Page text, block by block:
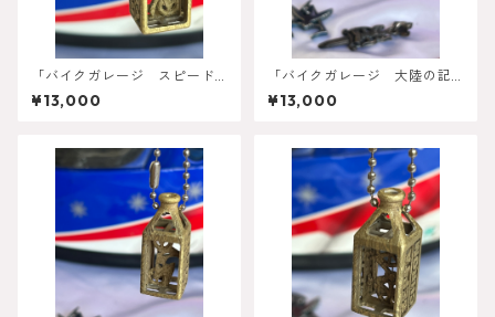
「バイクガレージ スピード
の記憶」オーダーメイドボト
ル型ネックレス
¥13,000
「バイクガレージ 大陸の記
憶」オーダーメイドボトル型
ネックレス
¥13,000